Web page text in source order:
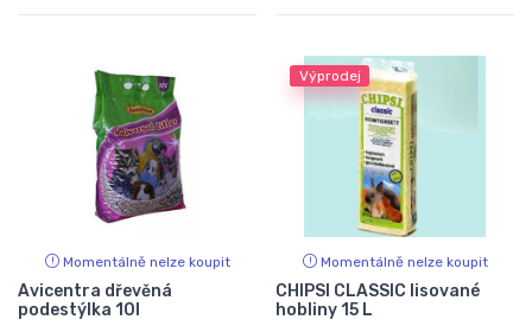
Momentálně nelze koupit
Avicentra dřevěná
podestýlka 10l
Výprodej
Momentálně nelze koupit
CHIPSI CLASSIC lisované
hobliny 15 L